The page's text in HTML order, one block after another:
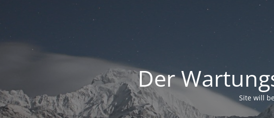
Der
Site will